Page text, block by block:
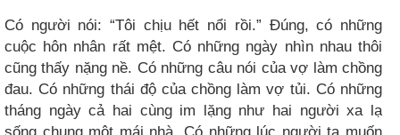
Có người nói: “Tôi chịu hết nổi rồi.” Đúng, có những
cuộc hôn nhân rất mệt. Có những ngày nhìn nhau thôi
cũng thấy nặng nề. Có những câu nói của vợ làm chồng
đau. Có những thái độ của chồng làm vợ tủi. Có những
tháng ngày cả hai cùng im lặng như hai người xa lạ
sống chung một mái nhà. Có những lúc người ta muốn